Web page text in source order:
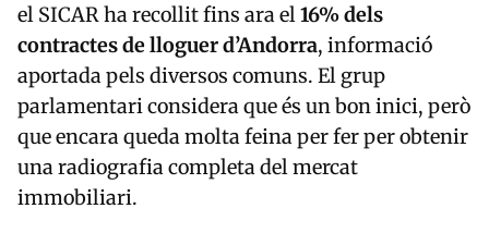
el SICAR ha recollit fins ara el16% dels
contractes de lloguer d’Andorra, informació
aportada pels diversos comuns. El grup
parlamentari considera que és un bon inici, però
que encara queda molta feina per fer per obtenir
una radiografia completa del mercat
immobiliari.